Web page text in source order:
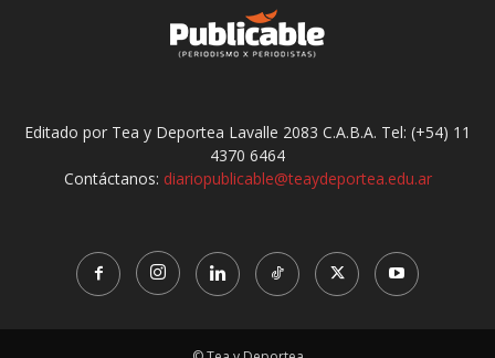
Editado por Tea y Deportea Lavalle 2083 C.A.B.A. Tel: (+54) 11
4370 6464
Contáctanos: diariopublicable@teaydeportea.edu.ar